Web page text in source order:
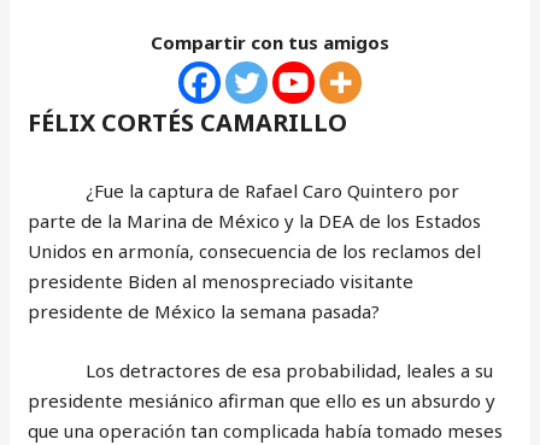
Compartir con tus amigos
FÉLIX CORTÉS CAMARILLO
¿Fue la captura de Rafael Caro Quintero por
parte de la Marina de México y la DEA de los Estados
Unidos en armonía, consecuencia de los reclamos del
presidente Biden al menospreciado visitante
presidente de México la semana pasada?
Los detractores de esa probabilidad, leales a su
presidente mesiánico afirman que ello es un absurdo y
que una operación tan complicada había tomado meses